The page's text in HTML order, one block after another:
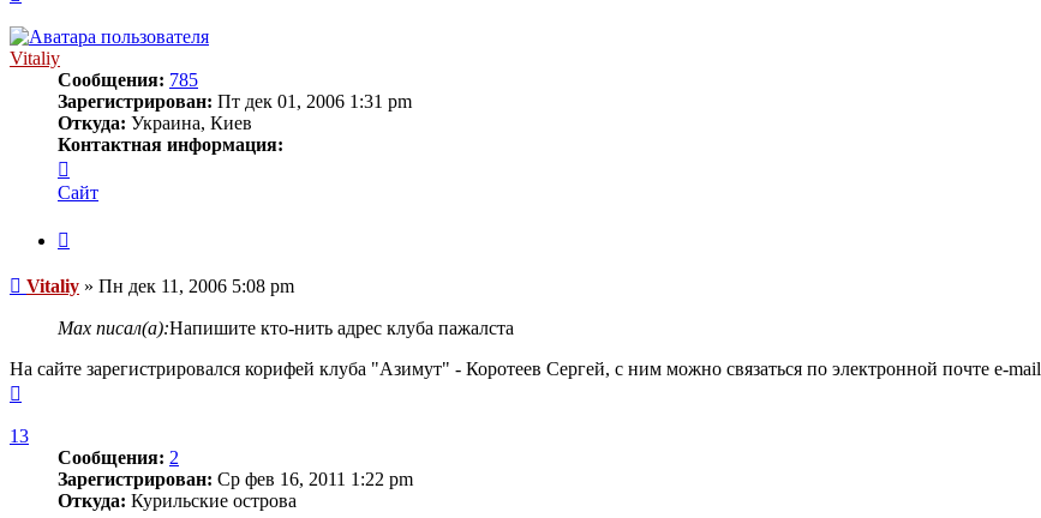
началу
Vitaliy
Сообщения: 785
Зарегистрирован: Пт дек 01, 2006 1:31 pm
Откуда: Украина, Киев
Контактная информация:
информация
пользователя
Сайт
Сообщение
Vitaliy » Пн дек 11, 2006 5:08 pm
Max писал(а):Напишите кто-нить адрес клуба пажалста
На сайте зарегистрировался корифей клуба "Азимут" - Коротеев Сергей, с ним можно связаться по электронной почте e-
началу
13
Сообщения: 2
Зарегистрирован: Ср фев 16, 2011 1:22 pm
Откуда: Курильские острова